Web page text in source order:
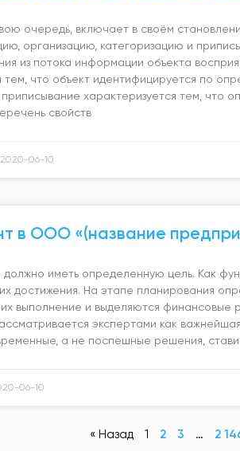
очередь, включает в своём
организацию, категоризацию и
из потока информации объекта
тем, что объект идентифицируется по
приписывание характеризуется тем, что
свойств
2020-06-10
в ООО «(название
иметь определенную цель. Как
достижения. На этапе планирования
выполнение и выделяются финансовые
экспертами как
а не поспешные решения,
06-10
« Назад 1 2 3 … 2